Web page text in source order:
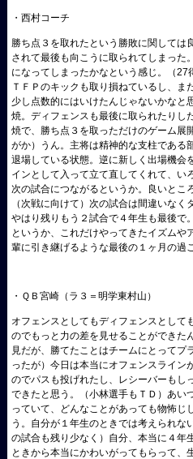
・西村コーチ
勝ち点３を取れたという勝敗に関しては
されて最後も向こうに取られてしまった
になってしまったかなという感じ。（
ＴＦＰのキックも取り損ねているし、ま
少し点数的にはいけたんじゃないかなと
焼。ディフェンスも最後に取られたりし
焼で、勝ち点３を取っただけのゲーム展
がか）うん。主将は精神的な支柱である
退場している状態。逆に新しく出場機会
インとして入って立て直してくれて、い
次の試合につながるというか。良いとこ
（次戦に向けて）次の試合は間違いなく
やはり残りもう２試合で４年生も最後で
というか、これだけやってきたイズムや
輩に引き継げるような最後の１ヶ月の過
・ＱＢ宮崎（ラ３＝明学東村山）
オフェンスとしてもディフェンスとして
のでもっと力の差を見せることができた
見だが、勝てたことはチームにとってプ
ったが）今日は本当にオフェンスライン
のでパスも投げれたし、レシーバーもし
できたと思う。（小林選手もＴＤ）あい
っていて、どんなことがあっても物怖じ
う。自分が１年生のときでは考えられな
の試合も残り少なく）自分、本当に４年
ときから本当にかわいがってもらって、